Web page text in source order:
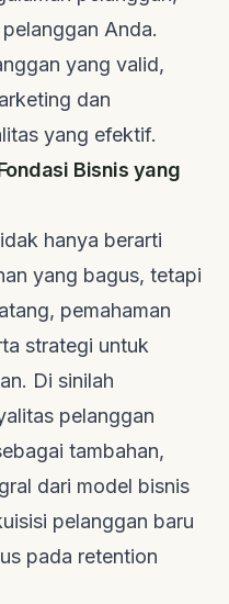
Anda.
yang valid,
dan
yang efektif.
Bisnis yang
hanya berarti
yang bagus, tetapi
pemahaman
strategi untuk
Di sinilah
pelanggan
tambahan,
dari model bisnis
pelanggan baru
pada retention